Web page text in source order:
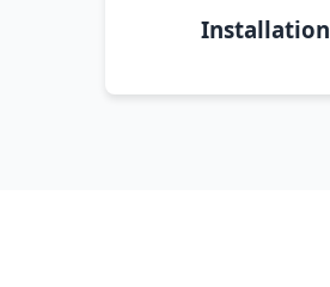
Installation